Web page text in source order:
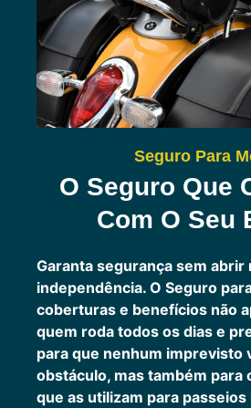
Seguro Para
O Seguro Que
Com O Seu
Garanta segurança sem abrir
independência. O Seguro
coberturas e benefícios não
quem roda todos os dias e
para que nenhum imprevisto
obstáculo, mas também para
que as utilizam para passeios